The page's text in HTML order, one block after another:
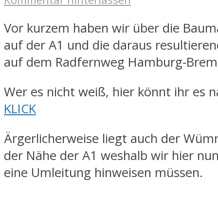
Vor kurzem haben wir über die
auf der A1 und die daraus
auf dem Radfernweg Hamburg-
Wer es nicht weiß, hier könnt ihr es
KLICK
Ärgerlicherweise liegt auch der
der Nähe der A1 weshalb wir hier
eine Umleitung hinweisen müssen.